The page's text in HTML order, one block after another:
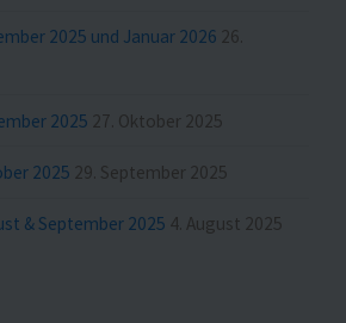
2025 und Januar 2026 26.
2025 27. Oktober 2025
2025 29. September 2025
& September 2025 4. August 2025